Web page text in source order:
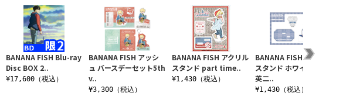
BANANA FISH Blu-ray
Disc BOX 2..
¥17,600（税込）
BANANA FISH アッシ
ュ バースデーセット5th
v..
¥3,300（税込）
BANANA FISH アクリル
スタンド part time..
¥1,430（税込）
BANANA FISH アクリル
スタンド ホワイトデー
英二..
¥1,430（税込）